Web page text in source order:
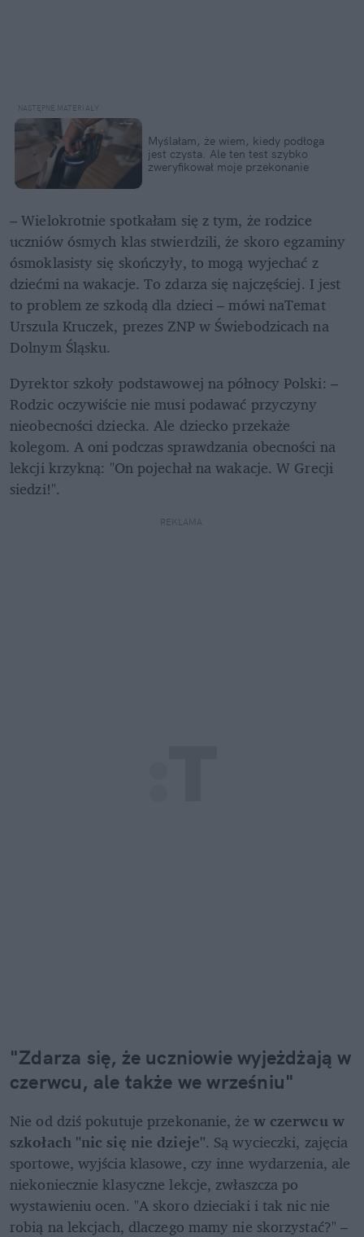
Myślałam, że wiem, kiedy podłoga
jest czysta. Ale ten test szybko
zweryfikował moje przekonanie
– Wielokrotnie spotkałam się z tym, że rodzice
uczniów ósmych klas stwierdzili, że skoro egzaminy
ósmoklasisty się skończyły, to mogą wyjechać z
dziećmi na wakacje. To zdarza się najczęściej. I jest
to problem ze szkodą dla dzieci – mówi naTemat
Urszula Kruczek, prezes ZNP w Świebodzicach na
Dolnym Śląsku.
Dyrektor szkoły podstawowej na północy Polski: –
Rodzic oczywiście nie musi podawać przyczyny
nieobecności dziecka. Ale dziecko przekaże
kolegom. A oni podczas sprawdzania obecności na
lekcji krzykną: "On pojechał na wakacje. W Grecji
siedzi!".
REKLAMA
"Zdarza się, że uczniowie wyjeżdżają w
czerwcu, ale także we wrześniu"
Nie od dziś pokutuje przekonanie, że w czerwcu w
szkołach "nic się nie dzieje". Są wycieczki, zajęcia
sportowe, wyjścia klasowe, czy inne wydarzenia, ale
niekoniecznie klasyczne lekcje, zwłaszcza po
wystawieniu ocen. "A skoro dzieciaki i tak nic nie
robią na lekcjach, dlaczego mamy nie skorzystać?" –